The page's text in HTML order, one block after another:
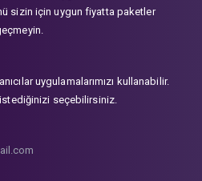
sizin için uygun fiyatta paketler
uygulamalarımızı kullanabilir.
seçebilirsiniz.